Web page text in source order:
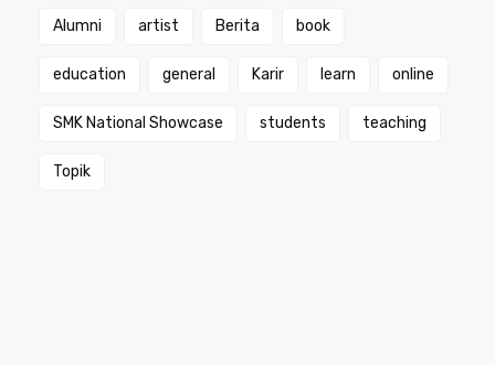
Alumni artist Berita book
education general Karir learn online
SMK National Showcase students teaching
Topik